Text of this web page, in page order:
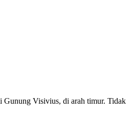
Gunung Visivius, di arah timur. Tidak